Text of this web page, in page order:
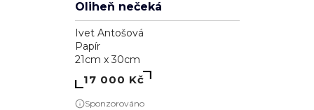
Oliheň nečeká
Ivet Antošová
Papír
21cm x 30cm
17 000 Kč
Sponzorováno